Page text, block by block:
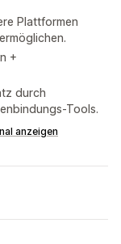
Plattformen
+
durch
Tools.
anzeigen